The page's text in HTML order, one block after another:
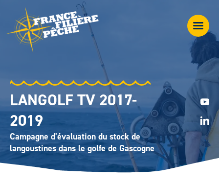
LANGOLF TV 2017-
2019
Campagne d'évaluation du stock de
langoustines dans le golfe de Gascogne